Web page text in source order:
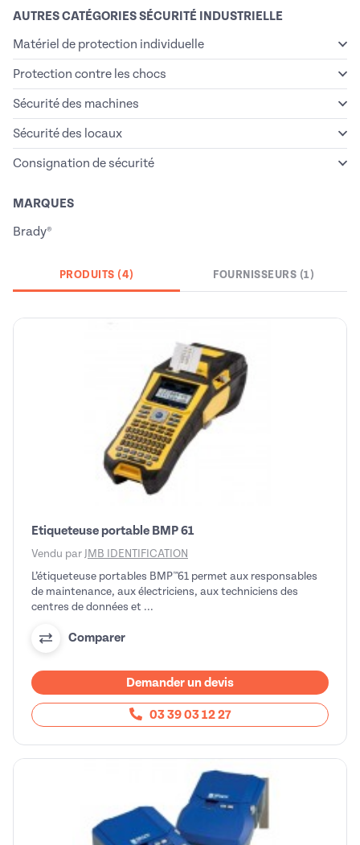
AUTRES CATÉGORIES SÉCURITÉ INDUSTRIELLE
Matériel de protection individuelle
Protection contre les chocs
Sécurité des machines
Sécurité des locaux
Consignation de sécurité
MARQUES
Brady®
PRODUITS (4) FOURNISSEURS (1)
Etiqueteuse portable BMP 61
Vendu par JMB IDENTIFICATION
L’étiqueteuse portables BMP™61 permet aux responsables
de maintenance, aux électriciens, aux techniciens des
centres de données et ...
Comparer
Demander un devis
03 39 03 12 27